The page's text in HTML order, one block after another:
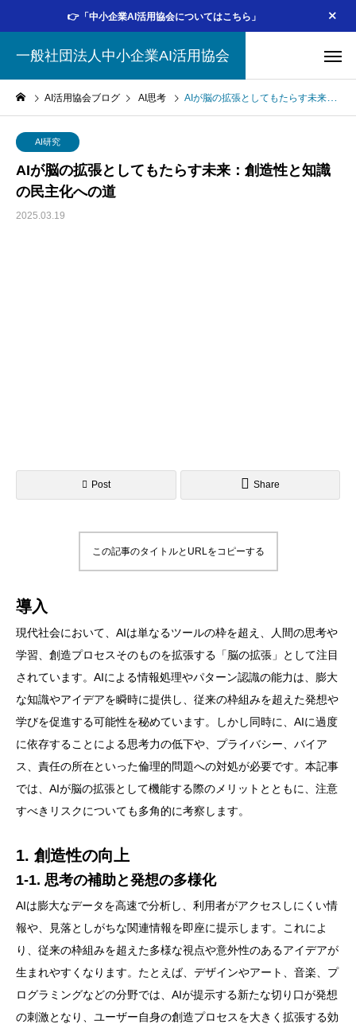
👉「中小企業AI活用協会についてはこちら」
一般社団法人中小企業AI活用協会
AI活用協会ブログ AI思考 AIが脳の拡張としてもたらす未来：創造性と知識の民主化への道
AI研究
AIが脳の拡張としてもたらす未来：創造性と知識
の民主化への道
2025.03.19
Post Share
この記事のタイトルとURLをコピーする
導入
現代社会において、AIは単なるツールの枠を超え、人間の思考や
学習、創造プロセスそのものを拡張する「脳の拡張」として注目
されています。AIによる情報処理やパターン認識の能力は、膨大
な知識やアイデアを瞬時に提供し、従来の枠組みを超えた発想や
学びを促進する可能性を秘めています。しかし同時に、AIに過度
に依存することによる思考力の低下や、プライバシー、バイア
ス、責任の所在といった倫理的問題への対処が必要です。本記事
では、AIが脳の拡張として機能する際のメリットとともに、注意
すべきリスクについても多角的に考察します。
1. 創造性の向上
1-1. 思考の補助と発想の多様化
AIは膨大なデータを高速で分析し、利用者がアクセスしにくい情
報や、見落としがちな関連情報を即座に提示します。これによ
り、従来の枠組みを超えた多様な視点や意外性のあるアイデアが
生まれやすくなります。たとえば、デザインやアート、音楽、プ
ログラミングなどの分野では、AIが提示する新たな切り口が発想
の刺激となり、ユーザー自身の創造プロセスを大きく拡張する効